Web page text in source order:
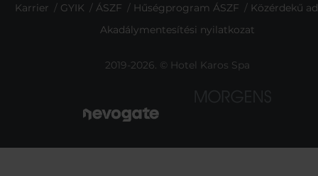
Karrier
GYIK ÁSZF Hűségprogram ÁSZF
Közérdekű
Akadálymentesítési nyilatkozat
2019-2026. © Hotel Karos Spa